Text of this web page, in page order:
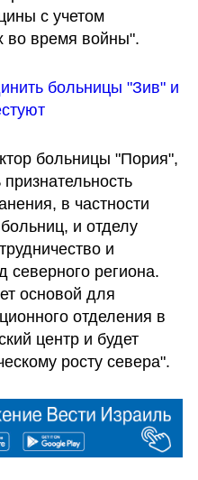
с учетом
во время войны".
больницы "Зив" и
больницы "Пория",
в частности
и отделу
и
северного региона.
основой для
отделения в
центр и будет
росту севера".